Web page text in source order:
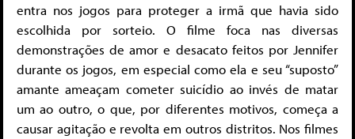
entra nos jogos para proteger a irmã que havia sido
escolhida por sorteio. O filme foca nas diversas
demonstrações de amor e desacato feitos por Jennifer
durante os jogos, em especial como ela e seu “suposto”
amante ameaçam cometer suicídio ao invés de matar
um ao outro, o que, por diferentes motivos, começa a
causar agitação e revolta em outros distritos. Nos filmes